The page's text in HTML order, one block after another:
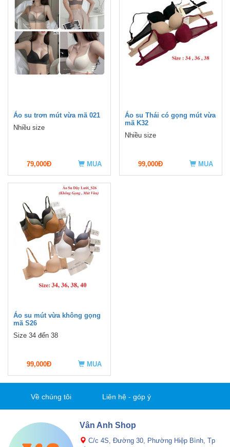
Áo su trơn mút vừa mã 021
Nhiều size
79,000Đ MUA
Áo su Thái có gọng mút vừa
mã K32
Nhiều size
99,000Đ MUA
Áo su mút vừa không gọng
mã S26
Size 34 đến 38
99,000Đ MUA
Về chúng tôi Liên hệ - góp ý
Vân Anh Shop
C/c 4S, Đường 30, Phường Hiệp Bình, Tp